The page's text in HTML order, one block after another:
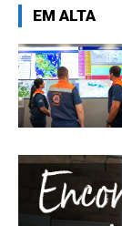
EM ALTA